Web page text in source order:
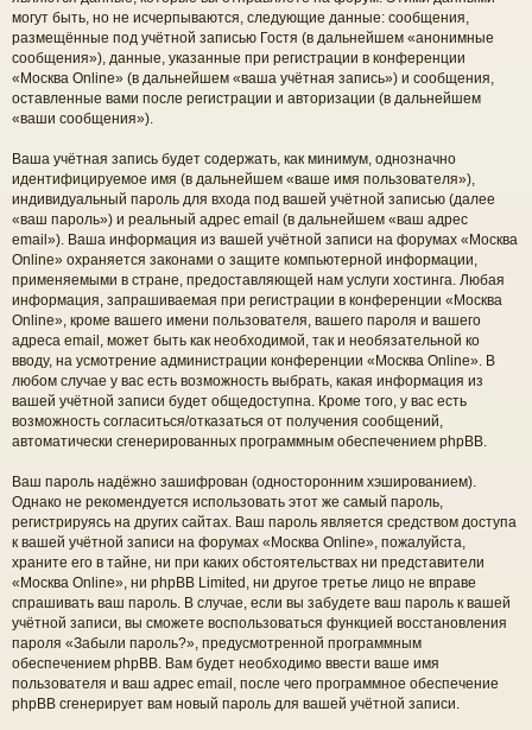
могут быть, но не исчерпываются, следующие данные: сообщения,
размещённые под учётной записью Гостя (в дальнейшем «анонимные
сообщения»), данные, указанные при регистрации в конференции
«Москва Online» (в дальнейшем «ваша учётная запись») и сообщения,
оставленные вами после регистрации и авторизации (в дальнейшем
«ваши сообщения»).
Ваша учётная запись будет содержать, как минимум, однозначно
идентифицируемое имя (в дальнейшем «ваше имя пользователя»),
индивидуальный пароль для входа под вашей учётной записью (далее
«ваш пароль») и реальный адрес email (в дальнейшем «ваш адрес
email»). Ваша информация из вашей учётной записи на форумах «Москва
Online» охраняется законами о защите компьютерной информации,
применяемыми в стране, предоставляющей нам услуги хостинга. Любая
информация, запрашиваемая при регистрации в конференции «Москва
Online», кроме вашего имени пользователя, вашего пароля и вашего
адреса email, может быть как необходимой, так и необязательной ко
вводу, на усмотрение администрации конференции «Москва Online». В
любом случае у вас есть возможность выбрать, какая информация из
вашей учётной записи будет общедоступна. Кроме того, у вас есть
возможность согласиться/отказаться от получения сообщений,
автоматически сгенерированных программным обеспечением phpBB.
Ваш пароль надёжно зашифрован (односторонним хэшированием).
Однако не рекомендуется использовать этот же самый пароль,
регистрируясь на других сайтах. Ваш пароль является средством доступа
к вашей учётной записи на форумах «Москва Online», пожалуйста,
храните его в тайне, ни при каких обстоятельствах ни представители
«Москва Online», ни phpBB Limited, ни другое третье лицо не вправе
спрашивать ваш пароль. В случае, если вы забудете ваш пароль к вашей
учётной записи, вы сможете воспользоваться функцией восстановления
пароля «Забыли пароль?», предусмотренной программным
обеспечением phpBB. Вам будет необходимо ввести ваше имя
пользователя и ваш адрес email, после чего программное обеспечение
phpBB сгенерирует вам новый пароль для вашей учётной записи.